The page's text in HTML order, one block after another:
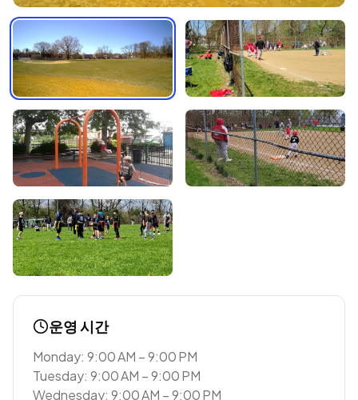
운영 시간
Monday: 9:00 AM – 9:00 PM
Tuesday: 9:00 AM – 9:00 PM
Wednesday: 9:00 AM – 9:00 PM